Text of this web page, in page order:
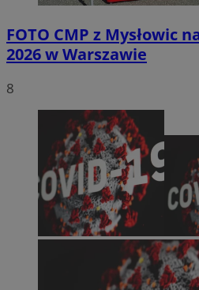
FOTO CMP z Mysłowic
2026 w Warszawie
8